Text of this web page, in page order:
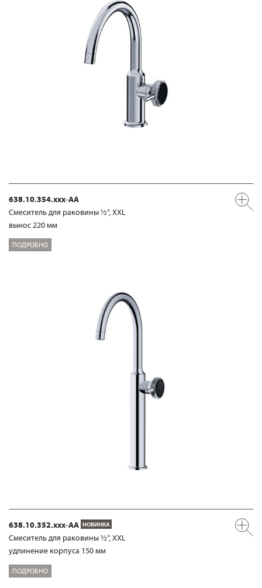
638.10.354.xxx-AA
Смеситель для раковины ½“, XXL
вынос 220 мм
ПОДРОБНО
638.10.352.xxx-AA НОВИНКА
Смеситель для раковины ½“, XXL
удлинение корпуса 150 мм
ПОДРОБНО